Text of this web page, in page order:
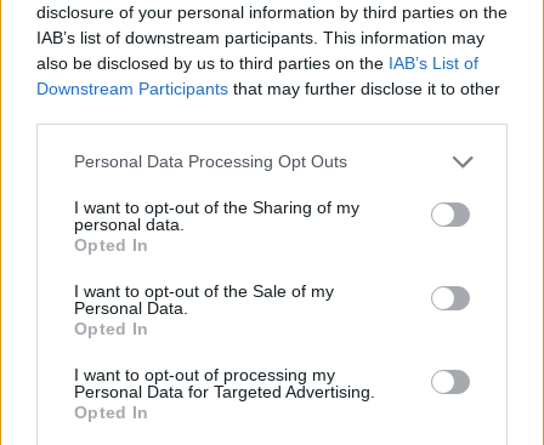
disclosure of your personal information by third parties on the
IAB’s list of downstream participants. This information may
also be disclosed by us to third parties on the IAB’s List of
Downstream Participants that may further disclose it to other
Please note that this website/app uses one or more Google
not limited to your visit or usage behaviour. You may click to
grant or deny consent to Google and its third-party tags to
use your data for below specified purposes in below Google
consent section.
Personal Data Processing Opt Outs
I want to opt-out of the Sharing of my
personal data.
Opted In
I want to opt-out of the Sale of my
Personal Data.
Opted In
I want to opt-out of processing my
Personal Data for Targeted Advertising.
Opted In
Megosztás:
KAPCSOLÓDÓ HÍREK
Hírek